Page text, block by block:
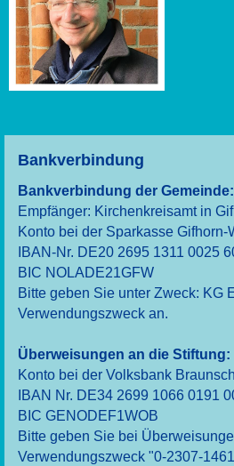
Bankverbindung
Bankverbindung der Gemeinde:
Empfänger: Kirchenkreisamt in
Konto bei der Sparkasse Gifhorn-
IBAN-Nr. DE20 2695 1311 0025
BIC NOLADE21GFW
Bitte geben Sie unter Zweck: KG
Verwendungszweck an.
Überweisungen an die Stiftung:
Konto bei der Volksbank
IBAN Nr. DE34 2699 1066 0191
BIC GENODEF1WOB
Bitte geben Sie bei
Verwendungszweck "0-2307-